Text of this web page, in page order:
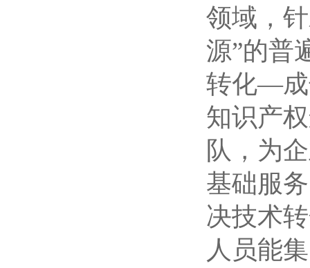
领域，
源”的普
转化—成
知识产
队，为
基础服
决技术
人员能